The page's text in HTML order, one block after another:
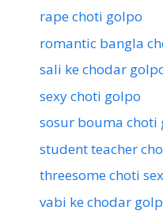
rape choti golpo
romantic bangla
sali ke chodar
sexy choti golpo
sosur bouma choti
student teacher
threesome choti
vabi ke chodar